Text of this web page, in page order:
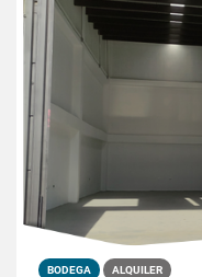
BODEGA ALQUILER